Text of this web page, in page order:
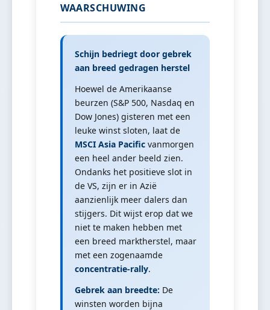
WAARSCHUWING
Schijn bedriegt door gebrek
aan breed gedragen herstel
Hoewel de Amerikaanse
beurzen (S&P 500, Nasdaq en
Dow Jones) gisteren met een
leuke winst sloten, laat de
MSCI Asia Pacific vanmorgen
een heel ander beeld zien.
Ondanks het positieve slot in
de VS, zijn er in Azië
aanzienlijk meer dalers dan
stijgers. Dit wijst erop dat we
niet te maken hebben met
een breed marktherstel, maar
met een zogenaamde
concentratie-rally.
Gebrek aan breedte: De
winsten worden bijna